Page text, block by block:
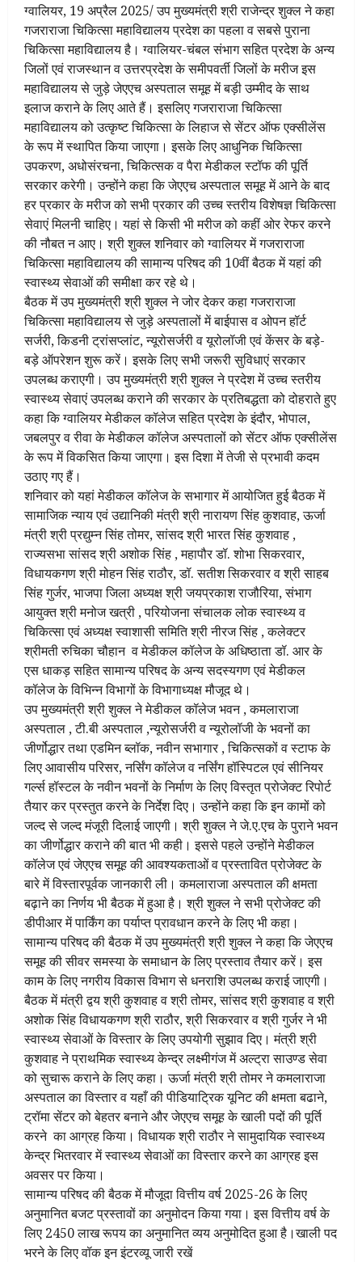
ग्वालियर, 19 अप्रैल 2025/ उप मुख्यमंत्री श्री राजेन्द्र शुक्ल ने कहा
गजराराजा चिकित्सा महाविद्यालय प्रदेश का पहला व सबसे पुराना
चिकित्सा महाविद्यालय है। ग्वालियर-चंबल संभाग सहित प्रदेश के अन्य
जिलों एवं राजस्थान व उत्तरप्रदेश के समीपवर्ती जिलों के मरीज इस
महाविद्यालय से जुड़े जेएएच अस्पताल समूह में बड़ी उम्मीद के साथ
इलाज कराने के लिए आते हैं। इसलिए गजराराजा चिकित्सा
महाविद्यालय को उत्कृष्ट चिकित्सा के लिहाज से सेंटर ऑफ एक्सीलेंस
के रूप में स्थापित किया जाएगा। इसके लिए आधुनिक चिकित्सा
उपकरण, अधोसंरचना, चिकित्सक व पैरा मेडीकल स्टॉफ की पूर्ति
सरकार करेगी। उन्होंने कहा कि जेएएच अस्पताल समूह में आने के बाद
हर प्रकार के मरीज को सभी प्रकार की उच्च स्तरीय विशेषज्ञ चिकित्सा
सेवाएं मिलनी चाहिए। यहां से किसी भी मरीज को कहीं ओर रेफर करने
की नौबत न आए। श्री शुक्ल शनिवार को ग्वालियर में गजराराजा
चिकित्सा महाविद्यालय की सामान्य परिषद की 10वीं बैठक में यहां की
स्वास्थ्य सेवाओं की समीक्षा कर रहे थे।
बैठक में उप मुख्यमंत्री श्री शुक्ल ने जोर देकर कहा गजराराजा
चिकित्सा महाविद्यालय से जुड़े अस्पतालों में बाईपास व ओपन हॉर्ट
सर्जरी, किडनी ट्रांसप्लांट, न्यूरोसर्जरी व यूरोलॉजी एवं केंसर के बड़े-
बड़े ऑपरेशन शुरू करें। इसके लिए सभी जरूरी सुविधाएं सरकार
उपलब्ध कराएगी। उप मुख्यमंत्री श्री शुक्ल ने प्रदेश में उच्च स्तरीय
स्वास्थ्य सेवाएं उपलब्ध कराने की सरकार के प्रतिबद्धता को दोहराते हुए
कहा कि ग्वालियर मेडीकल कॉलेज सहित प्रदेश के इंदौर, भोपाल,
जबलपुर व रीवा के मेडीकल कॉलेज अस्पतालों को सेंटर ऑफ एक्सीलेंस
के रूप में विकसित किया जाएगा। इस दिशा में तेजी से प्रभावी कदम
उठाए गए हैं।
शनिवार को यहां मेडीकल कॉलेज के सभागार में आयोजित हुई बैठक में
सामाजिक न्याय एवं उद्यानिकी मंत्री श्री नारायण सिंह कुशवाह, ऊर्जा
मंत्री श्री प्रद्युम्न सिंह तोमर, सांसद श्री भारत सिंह कुशवाह ,
राज्यसभा सांसद श्री अशोक सिंह , महापौर डॉ. शोभा सिकरवार,
विधायकगण श्री मोहन सिंह राठौर, डॉ. सतीश सिकरवार व श्री साहब
सिंह गुर्जर, भाजपा जिला अध्यक्ष श्री जयप्रकाश राजौरिया, संभाग
आयुक्त श्री मनोज खत्री , परियोजना संचालक लोक स्वास्थ्य व
चिकित्सा एवं अध्यक्ष स्वाशासी समिति श्री नीरज सिंह , कलेक्टर
श्रीमती रुचिका चौहान व मेडीकल कॉलेज के अधिष्ठाता डॉ. आर के
एस धाकड़ सहित सामान्य परिषद के अन्य सदस्यगण एवं मेडीकल
कॉलेज के विभिन्न विभागों के विभागाध्यक्ष मौजूद थे।
उप मुख्यमंत्री श्री शुक्ल ने मेडीकल कॉलेज भवन , कमलाराजा
अस्पताल , टी.बी अस्पताल ,न्यूरोसर्जरी व न्यूरोलॉजी के भवनों का
जीर्णोद्धार तथा एडमिन ब्लॉक, नवीन सभागार , चिकित्सकों व स्टाफ के
लिए आवासीय परिसर, नर्सिंग कॉलेज व नर्सिंग हॉस्पिटल एवं सीनियर
गर्ल्स हॉस्टल के नवीन भवनों के निर्माण के लिए विस्तृत प्रोजेक्ट रिपोर्ट
तैयार कर प्रस्तुत करने के निर्देश दिए। उन्होंने कहा कि इन कामों को
जल्द से जल्द मंजूरी दिलाई जाएगी। श्री शुक्ल ने जे.ए.एच के पुराने भवन
का जीर्णोद्धार कराने की बात भी कही। इससे पहले उन्होंने मेडीकल
कॉलेज एवं जेएएच समूह की आवश्यकताओं व प्रस्तावित प्रोजेक्ट के
बारे में विस्तारपूर्वक जानकारी ली। कमलाराजा अस्पताल की क्षमता
बढ़ाने का निर्णय भी बैठक में हुआ है। श्री शुक्ल ने सभी प्रोजेक्ट की
डीपीआर में पार्किंग का पर्याप्त प्रावधान करने के लिए भी कहा।
सामान्य परिषद की बैठक में उप मुख्यमंत्री श्री शुक्ल ने कहा कि जेएएच
समूह की सीवर समस्या के समाधान के लिए प्रस्ताव तैयार करें। इस
काम के लिए नगरीय विकास विभाग से धनराशि उपलब्ध कराई जाएगी।
बैठक में मंत्री द्वय श्री कुशवाह व श्री तोमर, सांसद श्री कुशवाह व श्री
अशोक सिंह विधायकगण श्री राठौर, श्री सिकरवार व श्री गुर्जर ने भी
स्वास्थ्य सेवाओं के विस्तार के लिए उपयोगी सुझाव दिए। मंत्री श्री
कुशवाह ने प्राथमिक स्वास्थ्य केन्द्र लक्ष्मीगंज में अल्ट्रा साउण्ड सेवा
को सुचारू कराने के लिए कहा। ऊर्जा मंत्री श्री तोमर ने कमलाराजा
अस्पताल का विस्तार व यहाँ की पीडियाट्रिक यूनिट की क्षमता बढाने,
ट्रॉमा सेंटर को बेहतर बनाने और जेएएच समूह के खाली पदों की पूर्ति
करने का आग्रह किया। विधायक श्री राठौर ने सामुदायिक स्वास्थ्य
केन्द्र भितरवार में स्वास्थ्य सेवाओं का विस्तार करने का आग्रह इस
अवसर पर किया।
सामान्य परिषद की बैठक में मौजूदा वित्तीय वर्ष 2025-26 के लिए
अनुमानित बजट प्रस्तावों का अनुमोदन किया गया। इस वित्तीय वर्ष के
लिए 2450 लाख रूपय का अनुमानित व्यय अनुमोदित हुआ है।खाली पद
भरने के लिए वॉक इन इंटरव्यू जारी रखें